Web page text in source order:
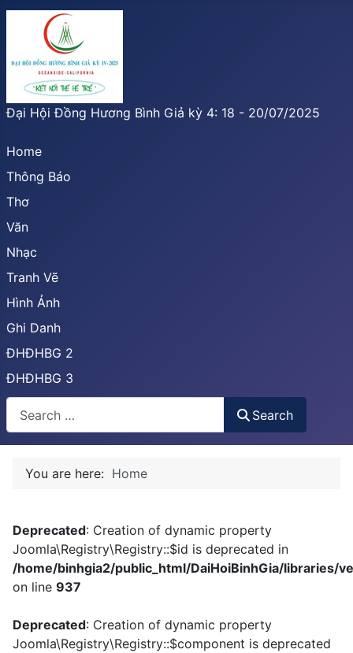
Đại Hội Đồng Hương Bình Giả kỳ 4: 18 - 20/07/2025
Home
Thông Báo
Thơ
Văn
Nhạc
Tranh Vẽ
Hình Ảnh
Ghi Danh
ĐHĐHBG 2
ĐHĐHBG 3
Search
You are here: Home
Deprecated: Creation of dynamic property
Joomla\Registry\Registry::$id is deprecated in
/home/binhgia2/public_html/DaiHoiBinhGia/libraries/
on line 937
Deprecated: Creation of dynamic property
Joomla\Registry\Registry::$component is deprecated